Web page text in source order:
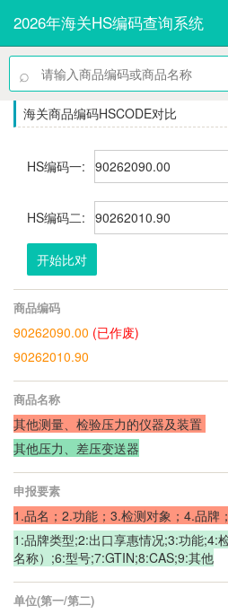
2026年海关HS编码查询系统
⌕
海关商品编码HSCODE对比
HS编码一:
HS编码二:
开始比对
商品编码
90262090.00 (已作废)
90262010.90
商品名称
其他测量、检验压力的仪器及装置
其他压力、差压变送器
申报要素
1.品名；2.功能；3.检测对象；4.品牌；
1:品牌类型;2:出口享惠情况;3:功能;4:
名称）;6:型号;7:GTIN;8:CAS;9:其他
单位(第一/第二)